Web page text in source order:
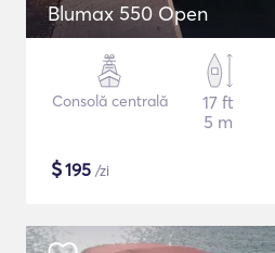
Blumax 550 Open
Consolă centrală
17 ft
5 m
$195 /zi